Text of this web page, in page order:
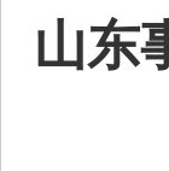
山东